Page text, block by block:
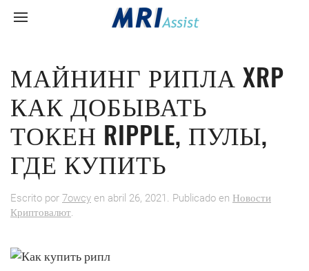
МАЙНИНГ РИПЛА XRP
КАК ДОБЫВАТЬ
ТОКЕН RIPPLE, ПУЛЫ,
ГДЕ КУПИТЬ
Escrito por 7owcy en abril 26, 2021 . Publicado en Новости
Криптовалют.